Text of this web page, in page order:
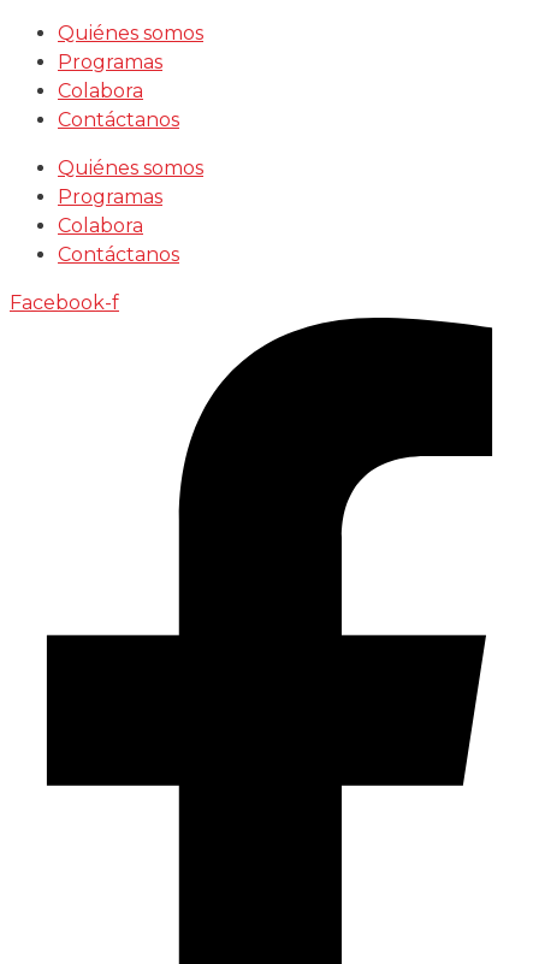
Saltar
contenido
Quiénes somos
Programas
Colabora
Contáctanos
Quiénes somos
Programas
Colabora
Contáctanos
Facebook-f